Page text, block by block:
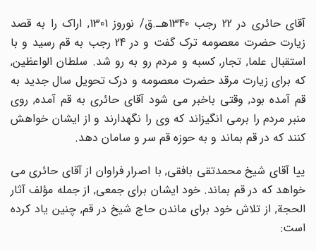
آقای حائری در 22 رجب 1340هـ.ق/ نوروز 1301, اراک را به قصد
زیارت حضرت معصومه ترک گفت و در 24 رجب به قم رسید و با
استقبال علما, تجار, کسبه و مردم رو به رو شد. سلطان الواعظین,
که برای زیارت مرقد حضرت معصومه و درک تحویل سال جدید به
قم آمده بود, وقتی باخبر می شود آقای حائری به قم آمده, روی
منبر مردم را برمی انگیزاند که وی را نگهدارند و از ایشان خواهش
کنند که در قم بماند و به حوزه قم سر و سامان دهد.
ییا آقای شیخ محمدتقی بافقی, با اصرار فراوان از آقای حائری می
خواهد که در قم بماند. خود ایشان برای جمعی, از جمله مؤلف آثار
الحجة, از تلاش خود برای ماندن حاج شیخ در قم, چنین یاد کرده
است: